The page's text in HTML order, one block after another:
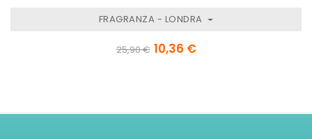
FRAGRANZA - LONDRA
25,90 € 10,36 €